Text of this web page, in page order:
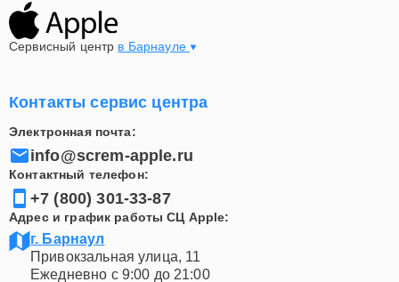
Сервисный центр в Барнауле
Контакты сервис центра
Электронная почта:
info@screm-apple.ru
Контактный телефон:
+7 (800) 301-33-87
Адрес и график работы СЦ Apple:
г. Барнаул
Привокзальная улица, 11
Ежедневно с 9:00 до 21:00